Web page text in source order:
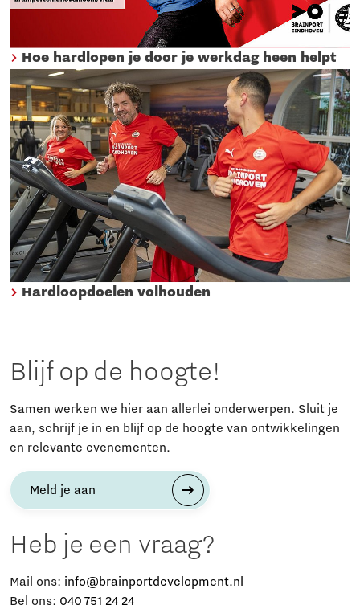
Hoe hardlopen je door je werkdag heen helpt
Hardloopdoelen volhouden
Blijf op de hoogte!
Samen werken we hier aan allerlei onderwerpen. Sluit je
aan, schrijf je in en blijf op de hoogte van ontwikkelingen
en relevante evenementen.
Meld je aan
Heb je een vraag?
Mail ons: info@brainportdevelopment.nl
Bel ons: 040 751 24 24